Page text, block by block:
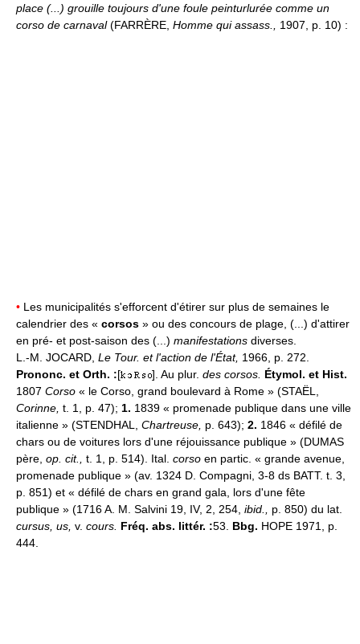
place (...) grouille toujours d'une foule peinturlurée comme un
corso de carnaval(FARRÈRE, Homme qui assass., 1907, p. 10) :
• Les municipalités s'efforcent d'étirer sur plus de semaines le
calendrier des « corsos » ou des concours de plage, (...) d'attirer
en pré- et post-saison des (...) manifestations diverses.
L.-M. JOCARD, Le Tour. et l'action de l'État, 1966, p. 272.
Prononc. et Orth. :[ ]. Au plur. des corsos. Étymol. et Hist.
1807 Corso « le Corso, grand boulevard à Rome » (STAËL,
Corinne, t. 1, p. 47); 1. 1839 « promenade publique dans une ville
italienne » (STENDHAL, Chartreuse, p. 643); 2. 1846 « défilé de
chars ou de voitures lors d'une réjouissance publique » (DUMAS
père, op. cit., t. 1, p. 514). Ital. corso en partic. « grande avenue,
promenade publique » (av. 1324 D. Compagni, 3-8 ds BATT. t. 3,
p. 851) et « défilé de chars en grand gala, lors d'une fête
publique » (1716 A. M. Salvini 19, IV, 2, 254, ibid.,
p. 850) du lat.
cursus, us, v. cours. Fréq. abs. littér. :53. Bbg. HOPE 1971, p.
444.